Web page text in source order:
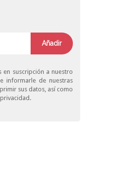
Añadir
suscripción a nuestro
informarle de nuestras
sus datos, así como